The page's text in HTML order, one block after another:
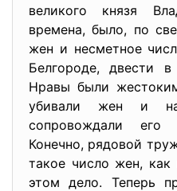
великого князя
времена, было, по
жен и несметное
Белгороде, двести
Нравы были
убивали жен и
сопровождали
Конечно, рядовой
такое число жен, как
этом дело. Теперь